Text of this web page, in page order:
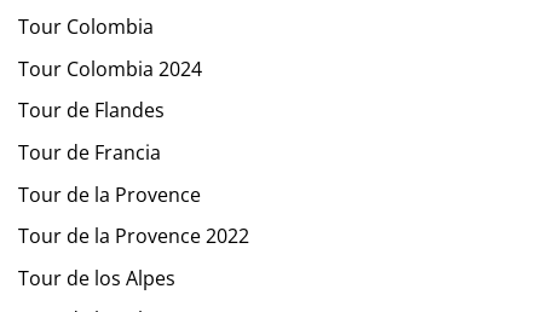
Tour Colombia
Tour Colombia 2024
Tour de Flandes
Tour de Francia
Tour de la Provence
Tour de la Provence 2022
Tour de los Alpes